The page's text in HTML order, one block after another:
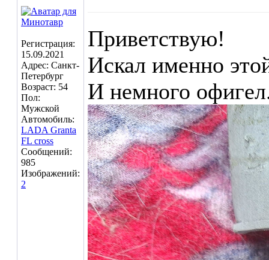
Регистрация:
15.09.2021
Адрес: Санкт-
Петербург
Возраст: 54
Пол:
Мужской
Автомобиль:
LADA Granta
FL cross
Сообщений:
985
Изображений:
2
Приветствую!
Искал именно
И немного